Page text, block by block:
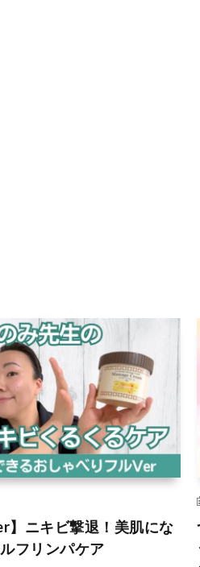
】ニキビ撃退！美肌にな
フリンパケア